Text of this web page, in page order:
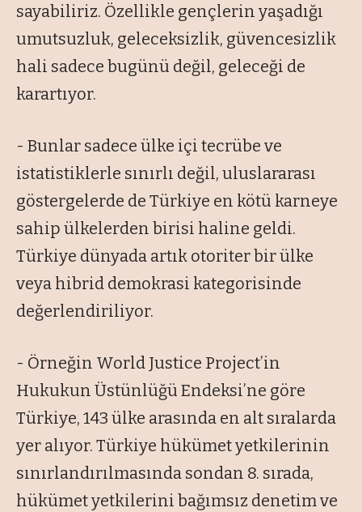
sayabiliriz. Özellikle gençlerin yaşadığı
umutsuzluk, geleceksizlik, güvencesizlik
hali sadece bugünü değil, geleceği de
karartıyor.
- Bunlar sadece ülke içi tecrübe ve
istatistiklerle sınırlı değil, uluslararası
göstergelerde de Türkiye en kötü karneye
sahip ülkelerden birisi haline geldi.
Türkiye dünyada artık otoriter bir ülke
veya hibrid demokrasi kategorisinde
değerlendiriliyor.
- Örneğin World Justice Project’in
Hukukun Üstünlüğü Endeksi’ne göre
Türkiye, 143 ülke arasında en alt sıralarda
yer alıyor. Türkiye hükümet yetkilerinin
sınırlandırılmasında sondan 8. sırada,
hükümet yetkilerini bağımsız denetim ve